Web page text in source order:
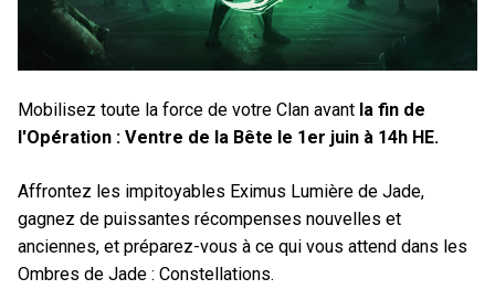
Mobilisez toute la force de votre Clan avant la fin de
l'Opération : Ventre de la Bête le 1er juin à 14h HE.
Affrontez les impitoyables Eximus Lumière de Jade,
gagnez de puissantes récompenses nouvelles et
anciennes, et préparez-vous à ce qui vous attend dans les
Ombres de Jade : Constellations.